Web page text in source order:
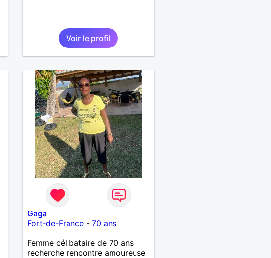
Voir le profil
Gaga
Fort-de-France -70 ans
Femme célibataire de 70 ans
recherche rencontre amoureuse